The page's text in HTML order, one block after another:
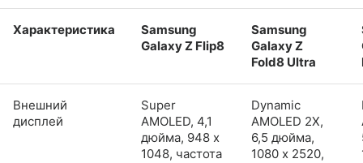
Характеристика
Samsung
Galaxy Z Flip8
Samsung
Galaxy Z
Fold8 Ultra
Внешний
дисплей
Super
AMOLED, 4,1
дюйма, 948 x
1048, частота
Dynamic
AMOLED 2X,
6,5 дюйма,
1080 x 2520,